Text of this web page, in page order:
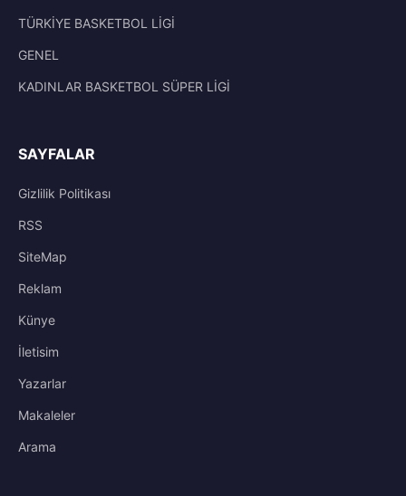
TÜRKİYE BASKETBOL LİGİ
GENEL
KADINLAR BASKETBOL SÜPER LİGİ
SAYFALAR
Gizlilik Politikası
RSS
SiteMap
Reklam
Künye
İletisim
Yazarlar
Makaleler
Arama